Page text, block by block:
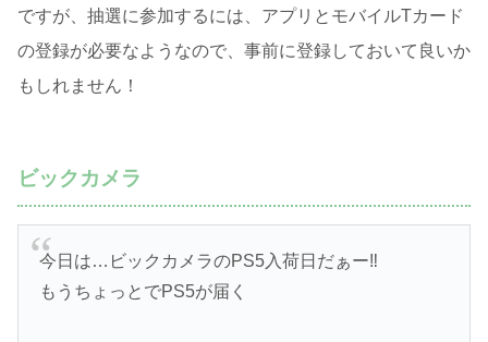
ですが、抽選に参加するには、アプリとモバイルTカード
の登録が必要なようなので、事前に登録しておいて良いか
もしれません！
ビックカメラ
今日は…ビックカメラのPS5入荷日だぁー‼️
もうちょっとでPS5が届く